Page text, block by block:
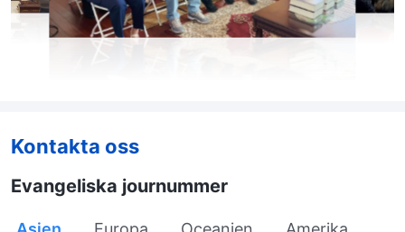
Kontakta oss
Evangeliska journummer